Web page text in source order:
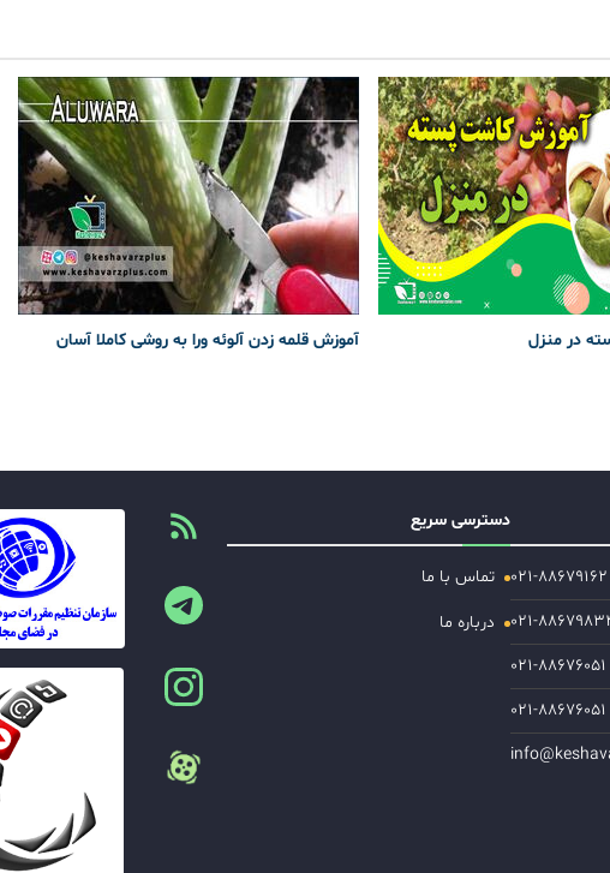
در منزل آموزش قلمه زدن آلوئه ورا به روشی کاملا آسان
۰۲۱-۸۸۶۷۹۱۶۲
۸۸۶۷۹۸۳۴
۰۲۱-۸۸۶۷۶۰۵۱
۰۲۱-۸۸۶۷۶۰۵۱
دسترسی سریع
تماس با ما
درباره ما